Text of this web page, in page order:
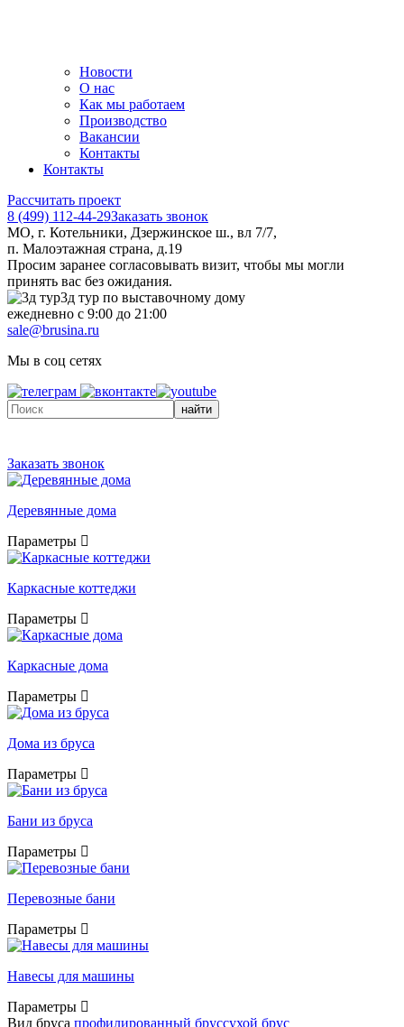
Новости
О нас
Как мы работаем
Производство
Вакансии
Контакты
Контакты
Рассчитать проект
8 (499) 112-44-29Заказать звонок
МО, г. Котельники, Дзержинское ш., вл 7/7,
п. Малоэтажная страна, д.19
Просим заранее согласовывать визит, чтобы мы могли
принять вас без ожидания.
3д тур по выставочному дому
ежедневно с 9:00 до 21:00
sale@brusina.ru
Мы в соц сетях
найти
Заказать звонок
Деревянные дома
Параметры
Каркасные коттеджи
Параметры
Каркасные дома
Параметры
Дома из бруса
Параметры
Бани из бруса
Параметры
Перевозные бани
Параметры
Навесы для машины
Параметры
Вид бруса профилированный бруссухой брус